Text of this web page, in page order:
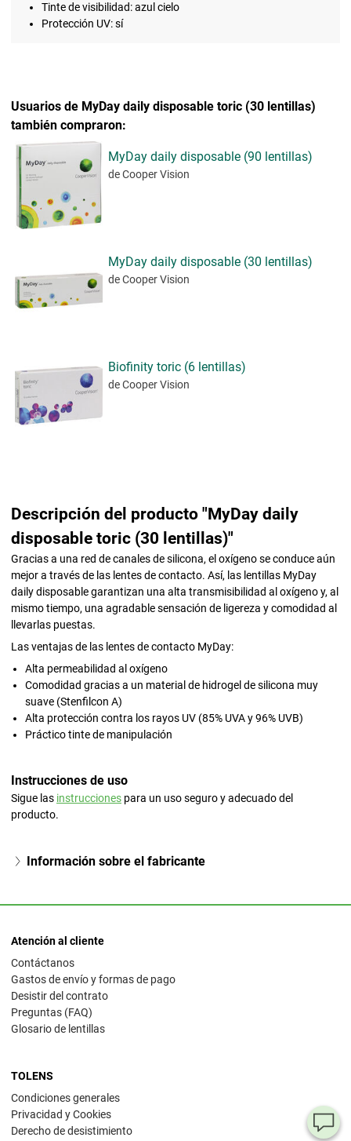
Tinte de visibilidad: azul cielo
Protección UV: sí
Usuarios de MyDay daily disposable toric (30 lentillas)
también compraron:
MyDay daily disposable (90 lentillas)
de Cooper Vision
MyDay daily disposable (30 lentillas)
de Cooper Vision
Biofinity toric (6 lentillas)
de Cooper Vision
Descripción del producto "MyDay daily
disposable toric (30 lentillas)"
Gracias a una red de canales de silicona, el oxígeno se conduce aún
mejor a través de las lentes de contacto. Así, las lentillas MyDay
daily disposable garantizan una alta transmisibilidad al oxígeno y, al
mismo tiempo, una agradable sensación de ligereza y comodidad al
llevarlas puestas.
Las ventajas de las lentes de contacto MyDay:
Alta permeabilidad al oxígeno
Comodidad gracias a un material de hidrogel de silicona muy
suave (Stenfilcon A)
Alta protección contra los rayos UV (85% UVA y 96% UVB)
Práctico tinte de manipulación
Instrucciones de uso
Sigue las instrucciones para un uso seguro y adecuado del
producto.
Información sobre el fabricante
Atención al cliente
Contáctanos
Gastos de envío y formas de pago
Desistir del contrato
Preguntas (FAQ)
Glosario de lentillas
TOLENS
Condiciones generales
Privacidad y Cookies
Derecho de desistimiento